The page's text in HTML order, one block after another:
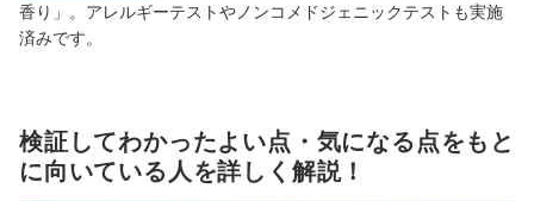
香り」。アレルギーテストやノンコメドジェニックテストも実施
済みです。
検証してわかったよい点・気になる点をもと
に向いている人を詳しく解説！